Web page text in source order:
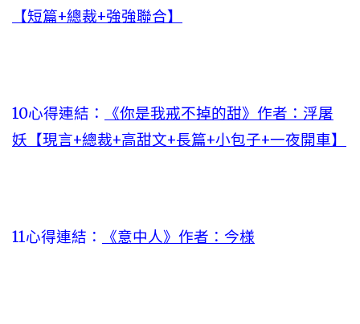
【短篇+總裁+強強聯合】
10心得連結：
《你是我戒不掉的甜》作者：浮屠
妖【現言+總裁+高甜文+長篇+小包子+一夜開車】
11心得連結： 《意中人》作者：今様